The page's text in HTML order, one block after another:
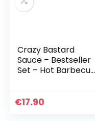
Crazy Bastard
Sauce – Bestseller
Set – Hot Barbecue
en Bhut jolokia
€17.90